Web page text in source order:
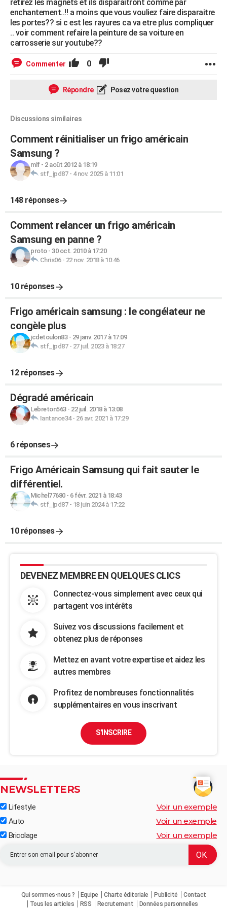
retirez les magnets et ils disparaitront comme par
enchantement..!! a moins que vous vouliez faire disparaitre
les portes?? si c est les rayures ca va etre plus compliquer
.. voir comment refaire la peinture de sa voiture en
carrosserie sur youtube??
Commenter 0
Répondre Posez votre question
Discussions similaires
Comment réinitialiser un frigo américain
Samsung ?
mlf- 2 août 2012 à 18:19
stf_jpd87- 4 nov. 2025 à 11:01
148 réponses
Comment relancer un frigo américain
Samsung en panne ?
proto- 30 oct. 2010 à 17:20
Chris06- 22 nov. 2018 à 10:46
10 réponses
Frigo américain samsung : le congélateur ne
congèle plus
jcdetoulon83- 29 janv. 2017 à 17:09
stf_jpd87- 27 juil. 2023 à 18:27
12 réponses
Dégradé américain
Lebreton563- 22 juil. 2018 à 13:08
Iantanoe34- 26 avr. 2021 à 17:29
6 réponses
Frigo Américain Samsung qui fait sauter le
différentiel.
Michel77680- 6 févr. 2021 à 18:43
stf_jpd87- 18 juin 2024 à 17:22
10 réponses
DEVENEZ MEMBRE EN QUELQUES CLICS
Connectez-vous simplement avec ceux qui
partagent vos intérêts
Suivez vos discussions facilement et
obtenez plus de réponses
Mettez en avant votre expertise et aidez les
autres membres
Profitez de nombreuses fonctionnalités
supplémentaires en vous inscrivant
S'INSCRIRE
NEWSLETTERS
Lifestyle Voir un exemple
Auto Voir un exemple
Bricolage Voir un exemple
Qui sommes-nous ? Equipe Charte éditoriale Publicité
Contact
Tous les articles
RSS Recrutement Données personnelles